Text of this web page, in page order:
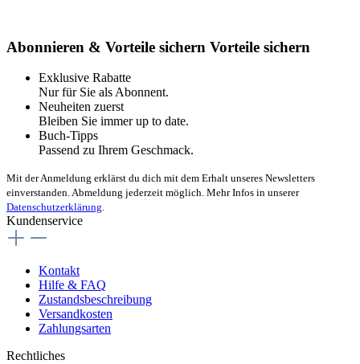
Abonnieren & Vorteile sichern Vorteile sichern
Exklusive Rabatte
Nur für Sie als Abonnent.
Neuheiten zuerst
Bleiben Sie immer up to date.
Buch-Tipps
Passend zu Ihrem Geschmack.
Mit der Anmeldung erklärst du dich mit dem Erhalt unseres Newsletters
einverstanden. Abmeldung jederzeit möglich. Mehr Infos in unserer
Datenschutzerklärung.
Kundenservice
Kontakt
Hilfe & FAQ
Zustandsbeschreibung
Versandkosten
Zahlungsarten
Rechtliches